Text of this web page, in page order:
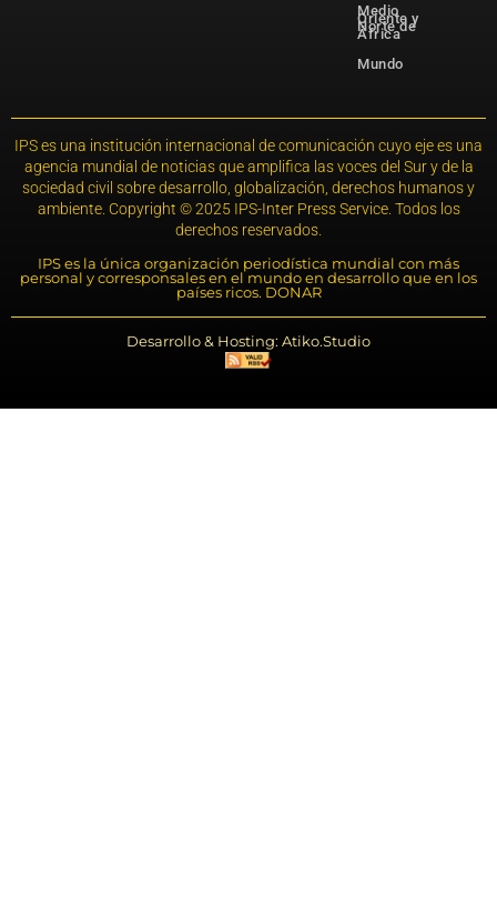
Medio
Oriente y
Norte de
África
Mundo
IPS es una institución internacional de comunicación cuyo eje es una
agencia mundial de noticias que amplifica las voces del Sur y de la
sociedad civil sobre desarrollo, globalización, derechos humanos y
ambiente. Copyright © 2025 IPS-Inter Press Service. Todos los
derechos reservados.
IPS es la única organización periodística mundial con más
personal y corresponsales en el mundo en desarrollo que en los
países ricos. DONAR
Desarrollo & Hosting: Atiko.Studio